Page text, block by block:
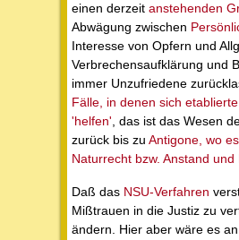
einen derzeit anstehenden
Abwägung zwischen
Interesse von Opfern und
Verbrechensaufklärung und
immer Unzufriedene
Fälle, in denen sich
'helfen' , das ist das Wesen
zurück bis zu Antigone, wo
Naturrecht bzw. Anstand
Daß das NSU-Verfahren
Mißtrauen in die Justiz zu
ändern. Hier aber wäre es